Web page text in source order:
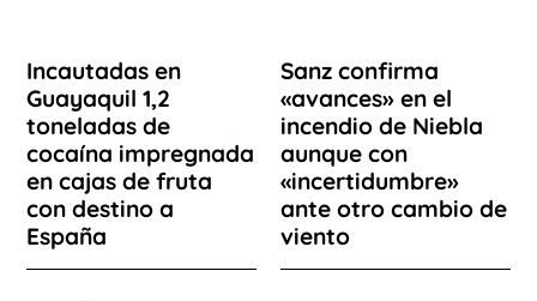
Incautadas en
Guayaquil 1,2
toneladas de
cocaína impregnada
en cajas de fruta
con destino a
España
Sanz confirma
«avances» en el
incendio de Niebla
aunque con
«incertidumbre»
ante otro cambio de
viento